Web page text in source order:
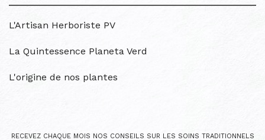
L'Artisan Herboriste PV
La Quintessence Planeta Verd
L'origine de nos plantes
RECEVEZ CHAQUE MOIS NOS CONSEILS SUR LES SOINS TRADITIONNELS